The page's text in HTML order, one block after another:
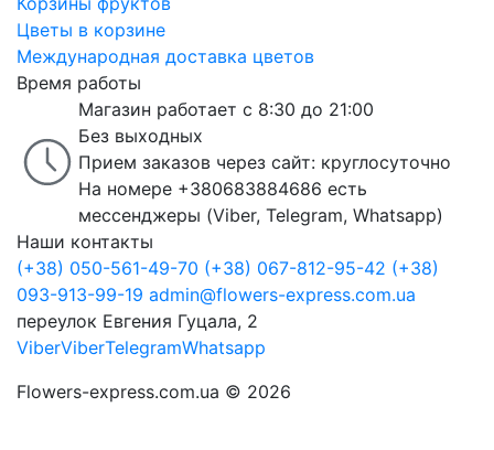
Цветы в корзине
Международная доставка цветов
Время работы
Магазин работает с 8:30 до 21:00
Без выходных
Прием заказов через сайт: круглосуточно
На номере +380683884686 есть
мессенджеры (Viber, Telegram, Whatsapp)
Наши контакты
(+38) 050-561-49-70 (+38) 067-812-95-42 (+38)
093-913-99-19 admin@flowers-express.com.ua
переулок Евгения Гуцала, 2
ViberViberTelegramWhatsapp
Flowers-express.com.ua © 2026